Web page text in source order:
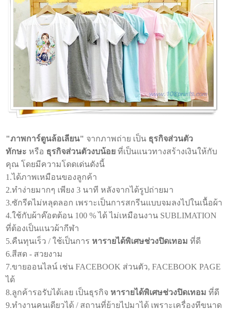
"ภาพการ์ตูนล้อเลียน" จากภาพถ่าย เป็น ธุรกิจส่วนตัว
ทักษะ หรือ ธุรกิจส่วนตัวงบน้อย ที่เป็นแนวทางสร้างเงินให้กับ
คุณ โดยมีความโดดเด่นดังนี้
1.ได้ภาพเหมือนของลูกค้า
2.ทำง่ายมากๆ เพียง 3 นาที หลังจากได้รูปถ่ายมา
3.ซักรีดไม่หลุดลอก เพราะเป็นการสกรีนแบบจมลงไปในเนื้อผ้า
4.ใช้กับผ้าค๊อตต้อน 100 % ได้ ไม่เหมือนงาน SUBLIMATION
ที่ต้องเป็นแนวผ้ากีฬา
5.คืนทุนเร็ว / ใช้เป็นการ หารายได้พิเศษช่วงปิดเทอม ที่ดี
6.สีสด - สวยงาม
7.ขายออนไลน์ เช่น FACEBOOK ส่วนตัว, FACEBOOK PAGE
ได้
8.ลูกค้ารอรับได้เลย เป็นธุรกิจ หารายได้พิเศษช่วงปิดเทอม ที่ดี
9.ทำงานคนเดียวได้ / สถานที่ย้ายไปมาได้ เพราะเครื่องทีขนาด